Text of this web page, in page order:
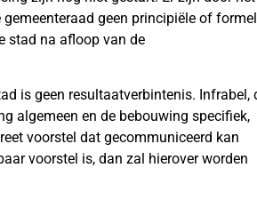
geen principiële of
stad na afloop van de
is geen resultaatverbintenis. Infrabel,
algemeen en de bebouwing specifiek,
voorstel dat gecommuniceerd kan
voorstel is, dan zal hierover worden